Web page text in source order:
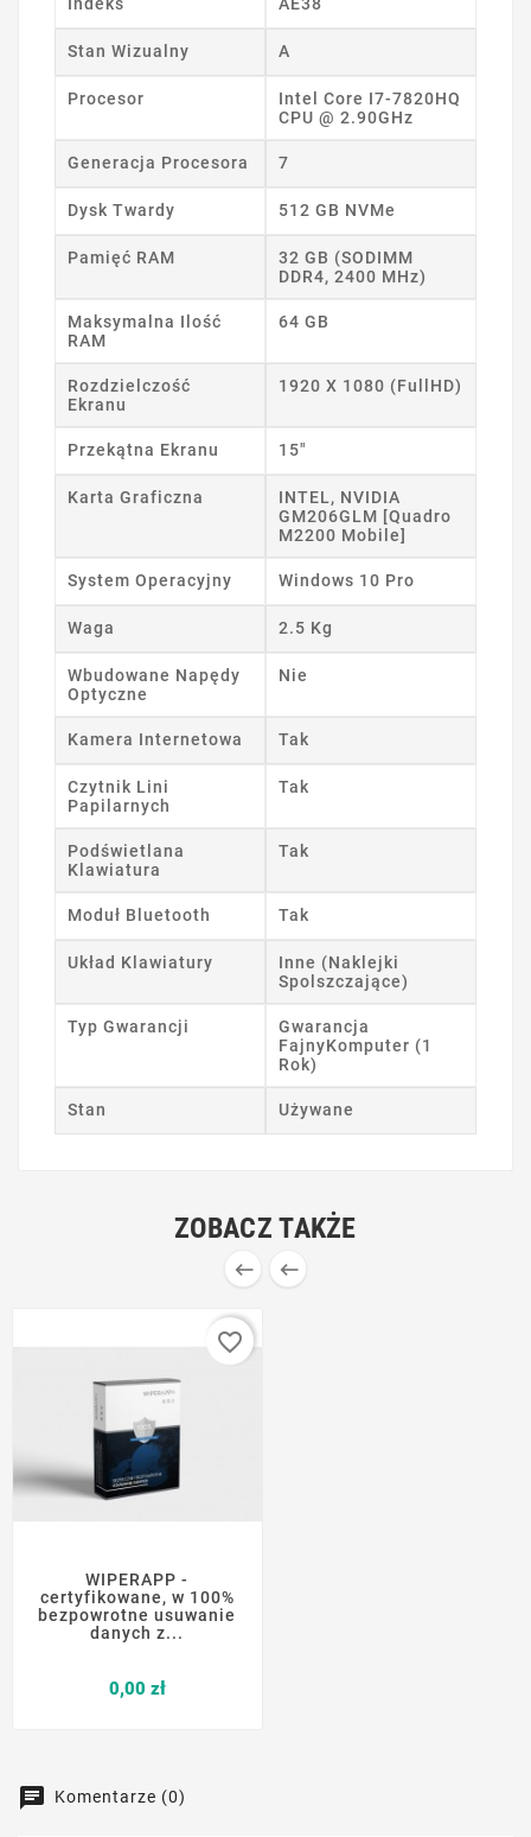
Stan Wizualny A
Procesor
Intel Core I7-7820HQ
CPU @ 2.90GHz
Generacja Procesora 7
Dysk Twardy 512 GB NVMe
Pamięć RAM
32 GB (SODIMM
DDR4, 2400 MHz)
Maksymalna Ilość
RAM
64 GB
Rozdzielczość
Ekranu
1920 X 1080 (FullHD)
Przekątna Ekranu 15"
Karta Graficzna
INTEL, NVIDIA
GM206GLM [Quadro
M2200 Mobile]
System Operacyjny Windows 10 Pro
Waga 2.5 Kg
Wbudowane Napędy
Optyczne
Nie
Kamera Internetowa Tak
Czytnik Lini
Papilarnych
Tak
Podświetlana
Klawiatura
Tak
Moduł Bluetooth Tak
Układ Klawiatury
Inne (Naklejki
Spolszczające)
Typ Gwarancji
Gwarancja
FajnyKomputer (1
Rok)
Stan Używane
ZOBACZ TAKŻE
 
WIPERAPP -
certyfikowane, w 100%
bezpowrotne usuwanie
danych z...
0,00 złCena
favorite_border
Komentarze (0)